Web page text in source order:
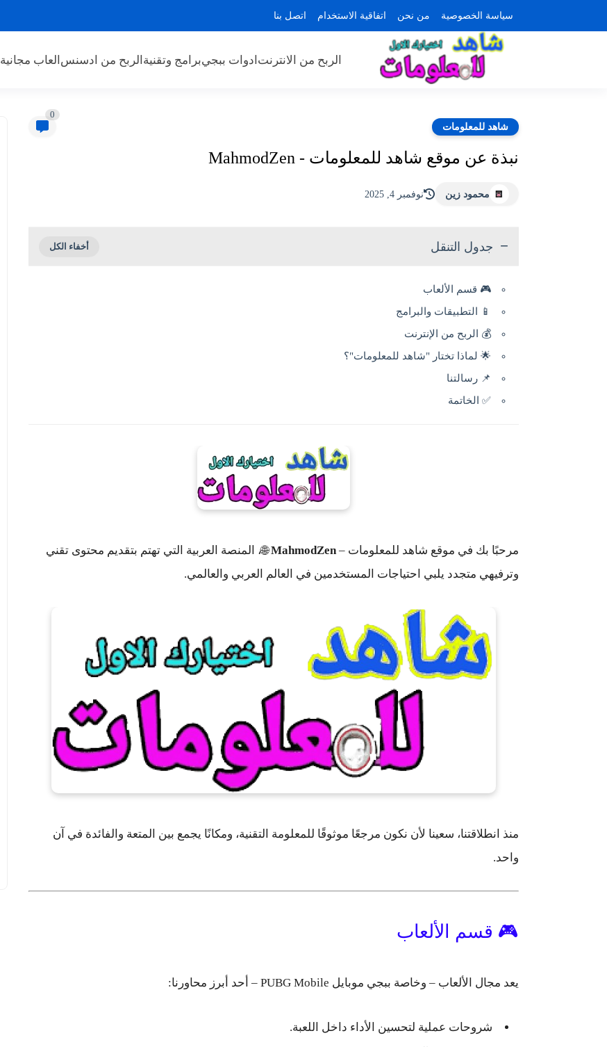
سياسة الخصوصية من نحن اتفاقية الاستخدام اتصل بنا
الربح من الانترنت ادوات ببجيبرامج وتقنية الربح من ادسنس العاب مجانية
شاهد للمعلومات
0
نبذة عن موقع شاهد للمعلومات - MahmodZen
محمود زين نوفمبر 4, 2025
جدول التنقل
🎮 قسم الألعاب
📱 التطبيقات والبرامج
💰 الربح من الإنترنت
🌟 لماذا تختار "شاهد للمعلومات"؟
📌 رسالتنا
✅ الخاتمة
مرحبًا بك في موقع شاهد للمعلومات –MahmodZen🌐، المنصة العربية التي تهتم بتقديم محتوى تقني
وترفيهي متجدد يلبي احتياجات المستخدمين في العالم العربي والعالمي.
منذ انطلاقتنا، سعينا لأن نكون مرجعًا موثوقًا للمعلومة التقنية، ومكانًا يجمع بين المتعة والفائدة في آن
واحد.
🎮 قسم الألعاب
يعد مجال الألعاب – وخاصة ببجي موبايل PUBG Mobile – أحد أبرز محاورنا:
شروحات عملية لتحسين الأداء داخل اللعبة.